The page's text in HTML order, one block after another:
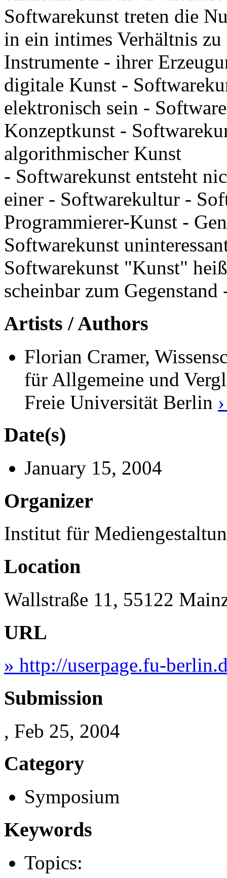
Softwarekunst treten die
in ein intimes Verhältnis
Instrumente - ihrer
digitale Kunst -
elektronisch sein -
Konzeptkunst -
algorithmischer Kunst
- Softwarekunst entsteht
einer - Softwarekultur -
Programmierer-Kunst -
Softwarekunst
Softwarekunst "Kunst"
scheinbar zum Gegenstand
Artists / Authors
Florian Cramer,
für Allgemeine und
Freie Universität Berlin
Date(s)
January 15, 2004
Organizer
Institut für
Location
Wallstraße 11, 55122
URL
» http://userpage.fu-
Submission
, Feb 25, 2004
Category
Symposium
Keywords
Topics: